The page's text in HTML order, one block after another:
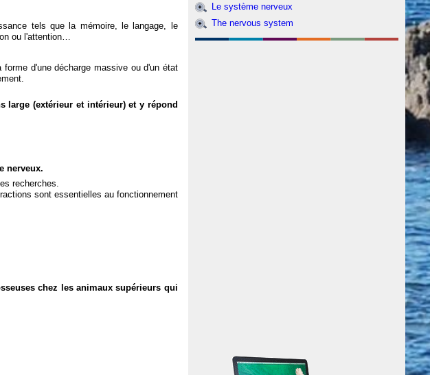
tels que la mémoire, le langage, le
ou l'attention…
d'une décharge massive ou d'un état
large (extérieur et intérieur) et y répond
nerveux.
recherches.
sont essentielles au fonctionnement
chez les animaux supérieurs qui
Le système nerveux
The nervous system